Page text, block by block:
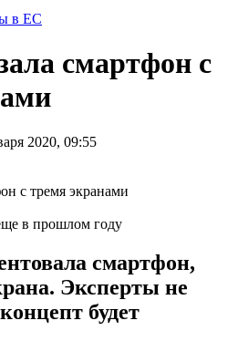
в ЕС
смартфон с
2020, 09:55
в прошлом году
смартфон,
Эксперты не
будет